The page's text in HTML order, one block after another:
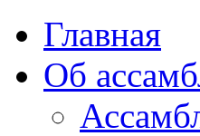
Главная
Об